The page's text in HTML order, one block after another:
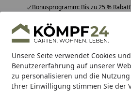
Unsere Seite verwendet Cookies
Benutzererfahrung auf unserer
zu personalisieren und die
Ihrer Einwilligung stimmen Sie der
Bonusprogramm: Bis zu 25 %
Hotline07051 / 9 22 22
Mo-Fr. 8-16 Uhr 25.974
Alle Produkte
Alle ProdukteHighlights
Heidenau Pitbike Reifen